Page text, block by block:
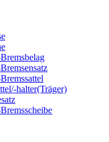
halter(Träger)